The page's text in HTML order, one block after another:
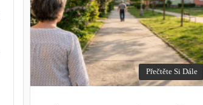
Přečtěte Si Dále